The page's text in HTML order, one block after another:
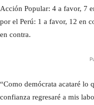
Acción Popular: 4 a favor, 7
por el Perú: 1 a favor, 12 en
en contra.
“Como demócrata acataré lo
confianza regresaré a mis